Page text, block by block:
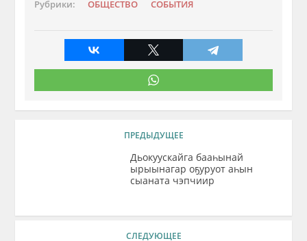
Рубрики: ОБЩЕСТВО СОБЫТИЯ
ПРЕДЫДУЩЕЕ
Дьокуускайга бааһынай
ырыынагар оҕуруот аһын
сыаната чэпчиир
СЛЕДУЮЩЕЕ